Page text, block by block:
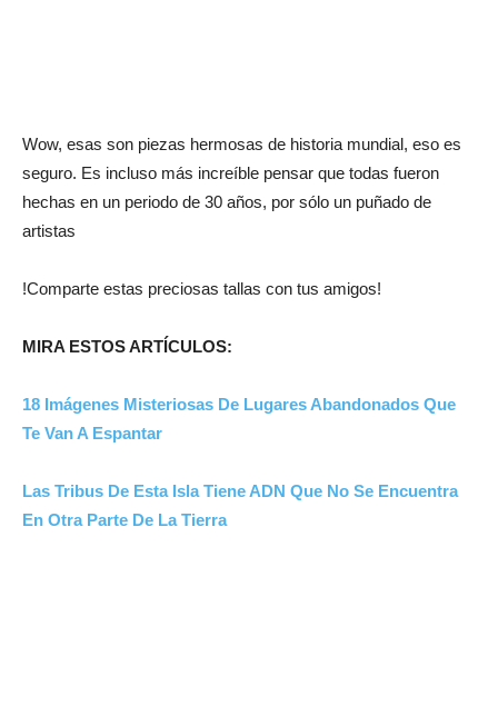
Wow, esas son piezas hermosas de historia mundial, eso es
seguro. Es incluso más increíble pensar que todas fueron
hechas en un periodo de 30 años, por sólo un puñado de
artistas
!Comparte estas preciosas tallas con tus amigos!
MIRA ESTOS ARTÍCULOS:
18 Imágenes Misteriosas De Lugares Abandonados Que
Te Van A Espantar
Las Tribus De Esta Isla Tiene ADN Que No Se Encuentra
En Otra Parte De La Tierra